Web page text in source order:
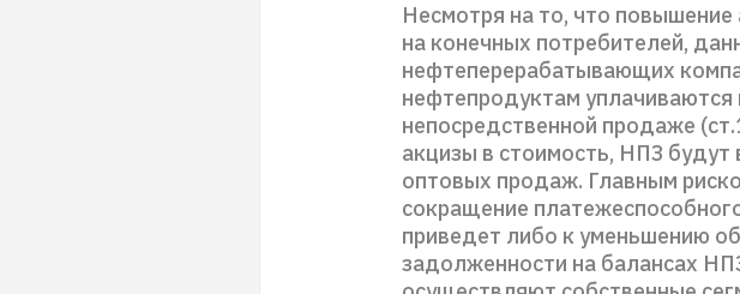
Несмотря на то, что
на конечных потребителей,
нефтеперерабатывающих
нефтепродуктам
непосредственной продаже
акцизы в стоимость, НПЗ
оптовых продаж. Главным
сокращение
приведет либо к уменьшению
задолженности на балансах